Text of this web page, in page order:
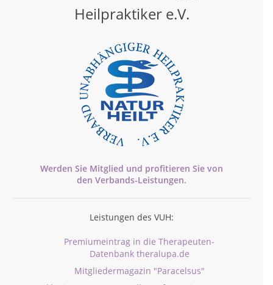
Heilpraktiker e.V.
Werden Sie Mitglied und profitieren Sie von
den Verbands-Leistungen.
Leistungen des VUH:
Premiumeintrag in die Therapeuten-
Datenbank theralupa.de
Mitgliedermagazin "Paracelsus"